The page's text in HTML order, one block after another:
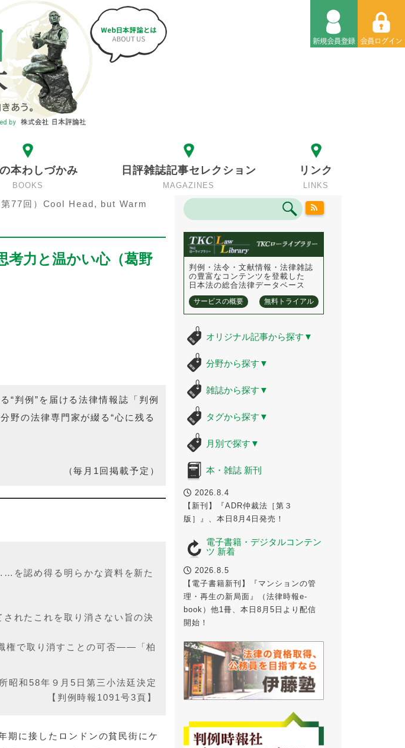
本わしづかみ
BOOKS
日評雑誌記事セレクション
MAGAZINES
リンク
LINKS
第77回）Cool Head, but Warm
考力と温かい心（葛野
“判例”を届ける法律情報誌「判例
野の法律専門家が綴る“心に残る
（毎月1回掲載予定）
を認め得る明らかな資料を新た
れたこれを取り消さない旨の決
権で取り消すことの可否——「柏
昭和58年９月5日第三小法廷決定
【判例時報1091号3頁】
期に接したロンドンの貧民街にケ
判例・法令・文献情報・法律雑誌
の豊富なコンテンツを登載した
日本法の総合法律データベース
サービスの概要 無料トライアル
オリジナル記事から探す ▼
分野から探す ▼
雑誌から探す ▼
タグから探す ▼
月別で探す ▼
本・雑誌 新刊
2026.8.4
【新刊】『ADR仲裁法［第３
版］』、本日8月4日発売！
電子書籍・デジタルコンテン
ツ 新着
2026.8.5
【電子書籍新刊】『マンションの管
理・再生の新局面』（法律時報e-
book）他1冊、本日8月5日より配信
開始！